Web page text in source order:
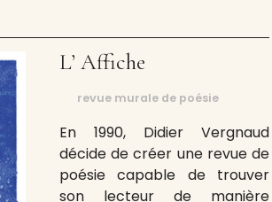
L’ Affiche
revue murale de poésie
En 1990, Didier Vergnaud
décide de créer une revue de
poésie capable de trouver
son lecteur de manière